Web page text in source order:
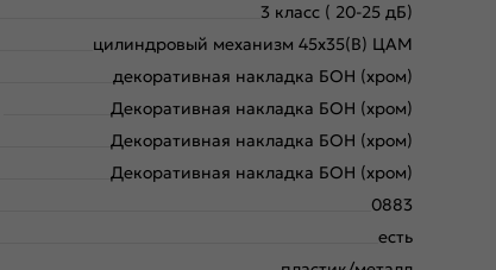
3 класс ( 20-25 дБ)
цилиндровый механизм 45х35(В) ЦАМ
декоративная накладка БОН (хром)
Декоративная накладка БОН (хром)
Декоративная накладка БОН (хром)
Декоративная накладка БОН (хром)
0883
есть